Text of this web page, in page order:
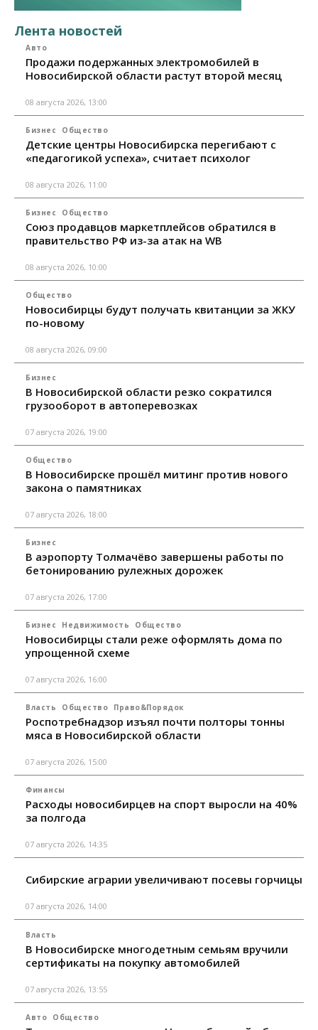
Лента новостей
Авто
Продажи подержанных электромобилей в
Новосибирской области растут второй месяц
08 августа 2026, 13:00
Бизнес Общество
Детские центры Новосибирска перегибают с
«педагогикой успеха», считает психолог
08 августа 2026, 11:00
Бизнес Общество
Союз продавцов маркетплейсов обратился в
правительство РФ из-за атак на WB
08 августа 2026, 10:00
Общество
Новосибирцы будут получать квитанции за ЖКУ
по-новому
08 августа 2026, 09:00
Бизнес
В Новосибирской области резко сократился
грузооборот в автоперевозках
07 августа 2026, 19:00
Общество
В Новосибирске прошёл митинг против нового
закона о памятниках
07 августа 2026, 18:00
Бизнес
В аэропорту Толмачёво завершены работы по
бетонированию рулежных дорожек
07 августа 2026, 17:00
Бизнес Недвижимость Общество
Новосибирцы стали реже оформлять дома по
упрощенной схеме
07 августа 2026, 16:00
Власть Общество Право&Порядок
Роспотребнадзор изъял почти полторы тонны
мяса в Новосибирской области
07 августа 2026, 15:00
Финансы
Расходы новосибирцев на спорт выросли на 40%
за полгода
07 августа 2026, 14:35
Сибирские аграрии увеличивают посевы горчицы
07 августа 2026, 14:00
Власть
В Новосибирске многодетным семьям вручили
сертификаты на покупку автомобилей
07 августа 2026, 13:55
Авто Общество